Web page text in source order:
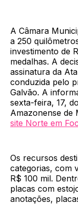
A Câmara
a 250
investimento de
medalhas. A
assinatura da
conduzida pelo
Galvão. A
sexta-feira, 17,
Amazonense de
site Norte em
Os recursos
categorias, com
R$ 100 mil.
placas com
anotações,